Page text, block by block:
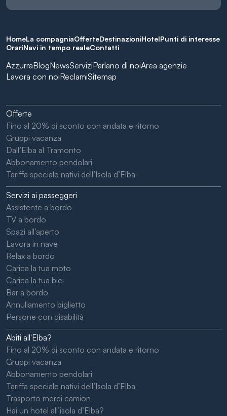
HomeLa compagniaOfferteDestinazioniHotelPunti di interesse
OrariNavi in tempo realeContatti
AzzurraBlogNewsServiziParlano di noiArea agenzie
Lavora con noiReclamiSitemap
Offerte
Fino al 20% di sconto con andata e ritorno
Gruppi vacanza
Dall’Elba al Tramonto
Abbonamento pendolari
Tariffa speciale nativi dell’Isola d’Elba
Servizi ai passeggeri
Assistente a bordo
TV a bordo
Spazi all’aperto
Lavora in nave
Relax a bordo
Carica la tua moto
Carica la tua bici
Bar a bordo
Annullamento biglietto
Persone con disabilità
Abiti all'Elba?
Fino al 20% di sconto con andata e ritorno
Gruppi vacanza
Abbonamento pendolari
Tariffa speciale nativi dell’Isola d’Elba
Trasporto merci camion
Hai un hotel all’isola d’Elba?